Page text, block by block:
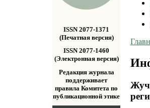
ISSN 2077-1371
(Печатная версия)
ISSN 2077-1460
(Электронная версия)
Редакция журнала
поддерживает
правила Комитета по
публикационной этике